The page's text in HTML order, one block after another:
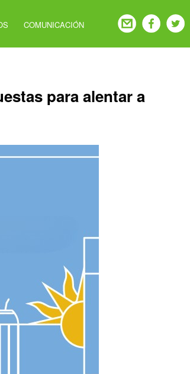
COMUNICACIÓN
para alentar a